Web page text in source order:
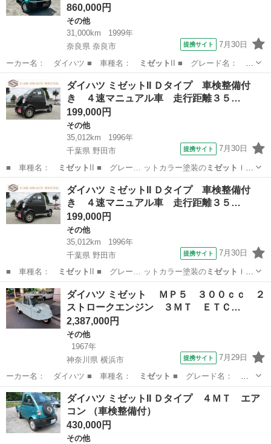
860,000円
その他
31,000km
1999年
奈良県 奈良市
提携サイト 7月30日
ーカー名： ダイハツ ■ 車種名： ミゼット
II ■ グレード名： カ
スタム Ｅ…
奈良 その他
ダイハツ ミゼットII Ｄタイプ 車検整備付
き ４速マニュアル車 走行距離３５…
199,000円
その他
35,012km
1996年
千葉県 野田市
提携サイト 7月30日
■ 車種名： ミゼット II ■ グレー… ットカラー塗装のミゼット ＩＩ
が入庫しまし…
千葉 その他
ダイハツ ミゼットII Ｄタイプ 車検整備付
き ４速マニュアル車 走行距離３５…
199,000円
その他
35,012km
1996年
千葉県 野田市
提携サイト 7月30日
■ 車種名： ミゼット II ■ グレー… ットカラー塗装のミゼット ＩＩ
が入庫しまし…
千葉 野田市 その他
ダイハツ ミゼット ＭＰ５ ３００ｃｃ ２
ストロークエンジン ３ＭＴ ＥＴＣ…
2,387,000円
その他
1967年
神奈川県 横浜市
提携サイト 7月29日
ーカー名： ダイハツ ■ 車種名： ミゼット ■ グレード名：
ＭＰ５ ３００…
神奈川 横浜市 その他
ダイハツ ミゼットII Ｄタイプ ４ＭＴ エア
コン （車検整備付）
430,000円
その他